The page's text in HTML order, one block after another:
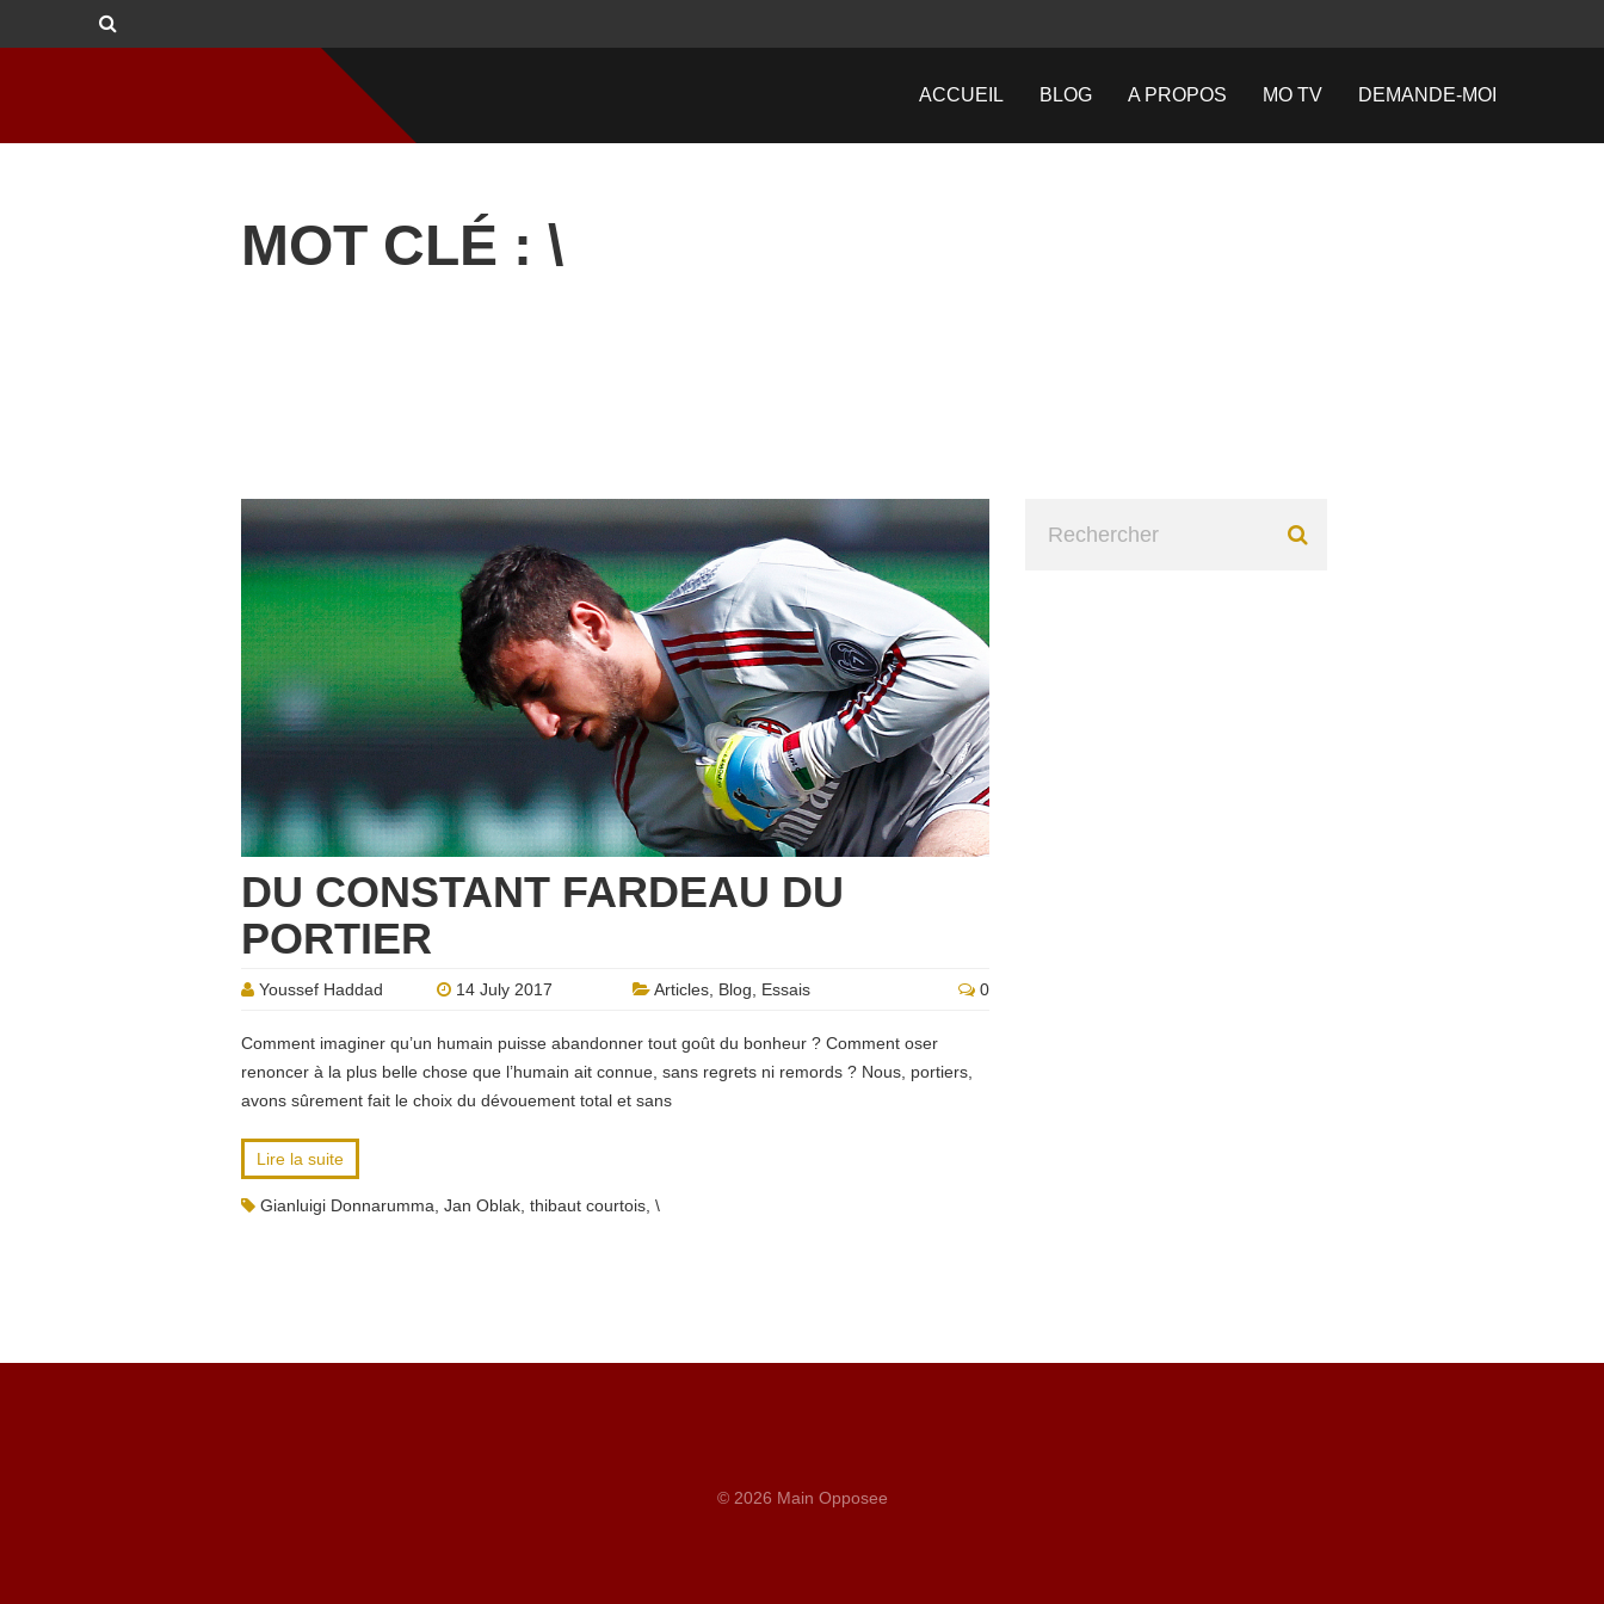
ACCUEIL BLOG A PROPOS MO TV DEMANDE-MOI
MOT CLÉ : \
DU CONSTANT FARDEAU DU
PORTIER
Youssef Haddad 14 July 2017 Articles Blog Essais 0
Comment imaginer qu’un humain puisse abandonner tout goût du bonheur ? Comment oser
renoncer à la plus belle chose que l’humain ait connue, sans regrets ni remords ? Nous, portiers,
avons sûrement fait le choix du dévouement total et sans
Lire la suite
Gianluigi Donnarumma Jan Oblak thibaut courtois \
© 2026 Main Opposee